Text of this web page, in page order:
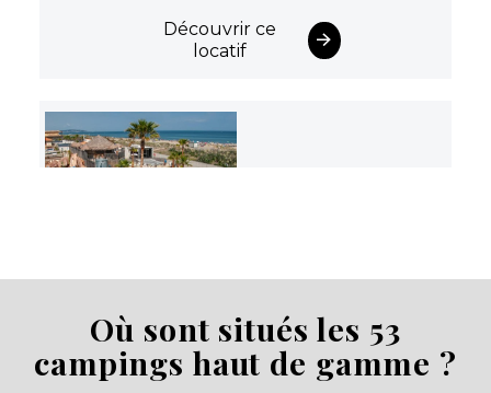
Découvrir ce
locatif
Camping Robinson
Camping Robinson 4 étoiles Marseillan Plage (34) :
labellisé Camping Paradis, Eden Spa jacuzzi privatif,
Où sont situés les 53
campings haut de gamme ?